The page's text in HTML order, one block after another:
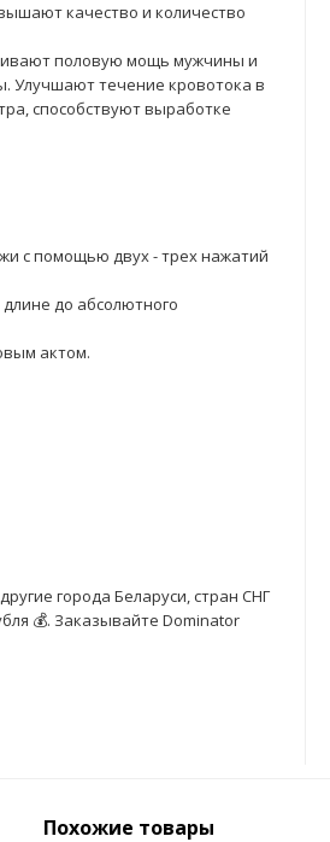
качество и количество
половую мощь мужчины и
Улучшают течение кровотока в
способствуют выработке
с помощью двух - трех нажатий
до абсолютного
актом.
города Беларуси, стран СНГ
💰. Заказывайте Dominator
Похожие товары